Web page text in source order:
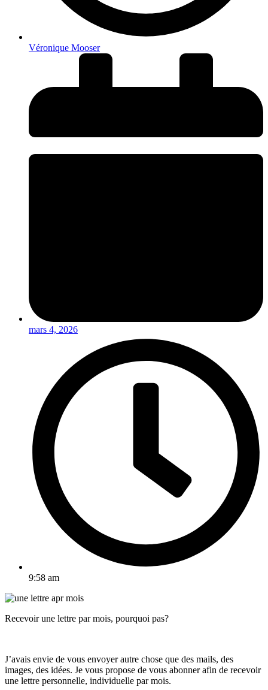
Véronique Mooser
mars 4, 2026
9:58 am
Recevoir une lettre par mois, pourquoi pas?
J’avais envie de vous envoyer autre chose que des mails, des
images, des idées. Je vous propose de vous abonner afin de recevoir
une lettre personnelle, individuelle par mois.